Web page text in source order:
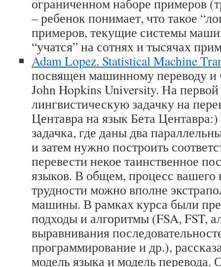
ограниченном наборе примеров
– ребенок понимает, что такое
примеров, текущие системы
“учатся” на сотнях и тысячах
Adam Lopez. Statistical Machine
посвящен машинному переводу и
John Hopkins University. На
лингвистическую задачку на
Центавра на язык Бета
задачка, где даны два
и затем нужно построить
перевести некое таинственное
языков. В общем, процесс вашего
трудности можно вполне
машины. В рамках курса были
подходы и алгоритмы (FSA, FST,
выравнивания
программирование и др.),
модель языка и модель перевода.